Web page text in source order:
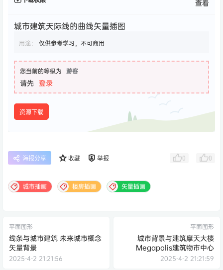
查看
城市建筑天际线的曲线矢量插图
用途： 仅供参考学习，不可商用
您当前的等级为 游客
请先 登录
资源下载
海报分享 收藏 举报 0 0
城市插画 楼房插画 矢量插画
平面图形
线条与城市建筑 未来城市概念
矢量背景
2025-4-2 21:21:56
平面图形
城市背景与建筑摩天大楼
Megapolis建筑物市中心
2025-4-2 21:21:59